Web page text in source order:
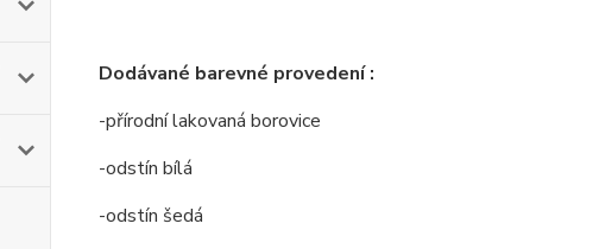
Dodávané barevné provedení :
-přírodní lakovaná borovice
-odstín bílá
-odstín šedá